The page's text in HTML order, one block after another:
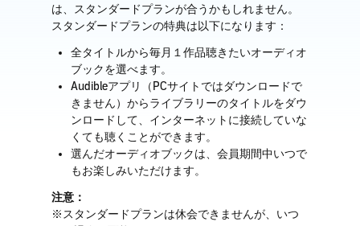
は、スタンダードプランが合うかもしれません。
スタンダードプランの特典は以下になります：
全タイトルから毎月１作品聴きたいオーディオ
ブックを選べます。
Audibleアプリ（PCサイトではダウンロードで
きません）からライブラリーのタイトルをダウ
ンロードして、インターネットに接続していな
くても聴くことができます。
選んだオーディオブックは、会員期間中いつで
もお楽しみいただけます。
注意：
※スタンダードプランは休会できませんが、いつ